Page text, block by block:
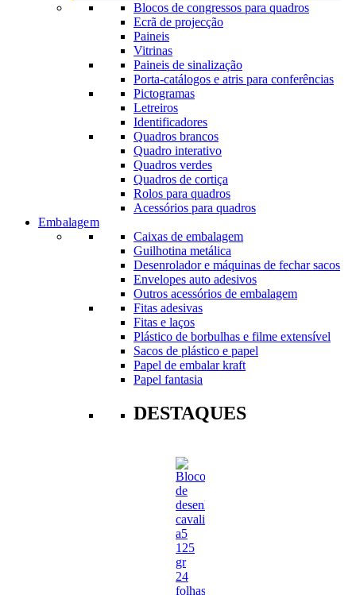
Blocos de congressos para quadros
Ecrã de projecção
Paineis
Vitrinas
Paineis de sinalização
Porta-catálogos e atris para conferências
Pictogramas
Letreiros
Identificadores
Quadros brancos
Quadro interativo
Quadros verdes
Quadros de cortiça
Rolos para quadros
Acessórios para quadros
Embalagem
Caixas de embalagem
Guilhotina metálica
Desenrolador e máquinas de fechar sacos
Envelopes auto adesivos
Outros acessórios de embalagem
Fitas adesivas
Fitas e laços
Plástico de borbulhas e filme extensível
Sacos de plástico e papel
Papel de embalar kraft
Papel fantasia
DESTAQUES